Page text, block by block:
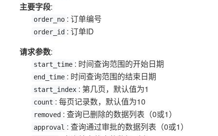
主要字段:
order_no : 订单编号
order_id : 订单ID
请求参数:
start_time : 时间查询范围的开始日期
end_time : 时间查询范围的结束日期
start_index : 第几页，默认值为1
count : 每页记录数，默认值为10
removed : 查询已删除的数据列表（0或1）
approval : 查询通过审批的数据列表（0或1）